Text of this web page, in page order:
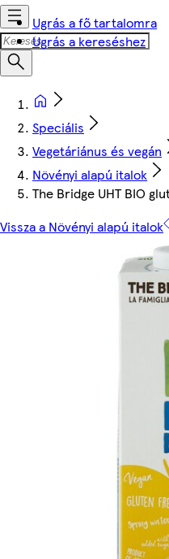
Ugrás a fő tartalomra
Ugrás a kereséshez
Speciális
Vegetáriánus és vegán
Növényi alapú italok
The Bridge UHT BIO
Vissza a Növényi alapú italok